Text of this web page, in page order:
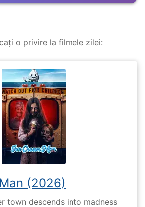
o privire la filmele zilei:
(2026)
town descends into madness